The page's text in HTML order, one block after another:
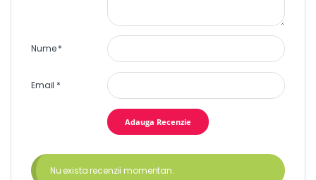
Nume*
Email *
Nu exista recenzii momentan.